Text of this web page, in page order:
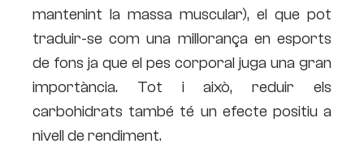
mantenint la massa muscular), el que pot
traduir-se com una millorança en esports
de fons ja que el pes corporal juga una gran
importància. Tot i això, reduir els
carbohidrats també té un efecte positiu a
nivell de rendiment.